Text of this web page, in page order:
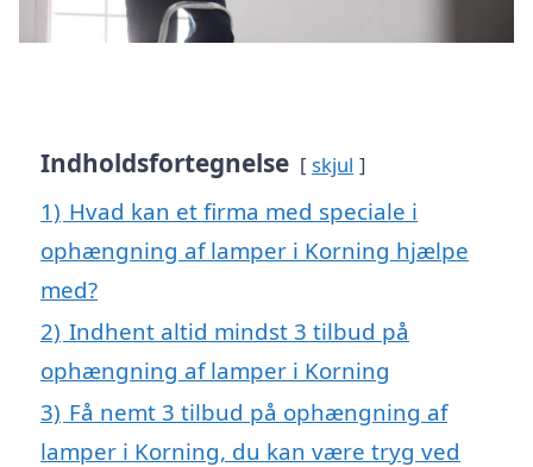
Indholdsfortegnelse skjul
1) Hvad kan et firma med speciale i
ophængning af lamper i Korning hjælpe
med?
2) Indhent altid mindst 3 tilbud på
ophængning af lamper i Korning
3) Få nemt 3 tilbud på ophængning af
lamper i Korning, du kan være tryg ved